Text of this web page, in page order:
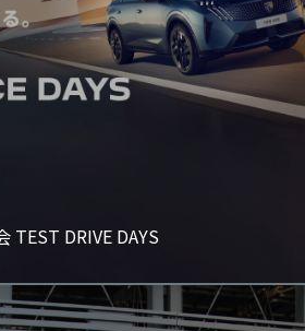
TEST DRIVE DAYS